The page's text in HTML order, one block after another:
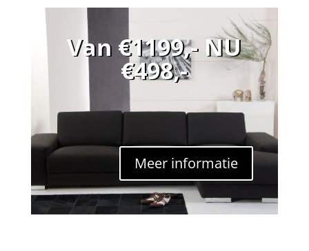
Van €1199,- NU
€498,-
Meer informatie